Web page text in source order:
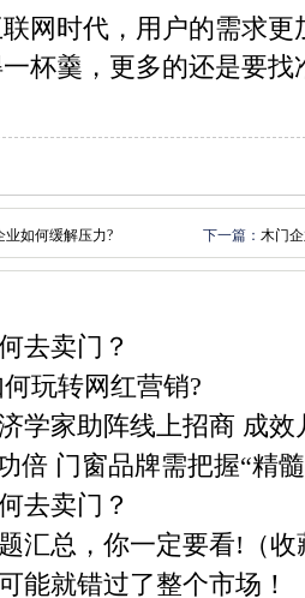
网时代，用户的需求
杯羹，更多的还是要
业如何缓解压力? 下一篇： 木门
去卖门？
玩转网红营销?
学家助阵线上招商 成效
倍 门窗品牌需把握“精
去卖门？
汇总，你一定要看!（收
能就错过了整个市场！